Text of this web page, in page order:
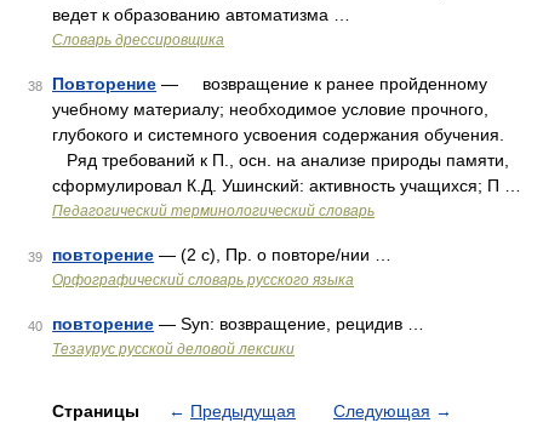
ведет к образованию автоматизма …
Словарь дрессировщика
38 Повторение — возвращение к ранее пройденному
учебному материалу; необходимое условие прочного,
глубокого и системного усвоения содержания обучения.
Ряд требований к П., осн. на анализе природы памяти,
сформулировал К.Д. Ушинский: активность учащихся; П …
Педагогический терминологический словарь
39 повторение — (2 с), Пр. о повторе/нии …
Орфографический словарь русского языка
40 повторение — Syn: возвращение, рецидив …
Тезаурус русской деловой лексики
Страницы ← Предыдущая Следующая →